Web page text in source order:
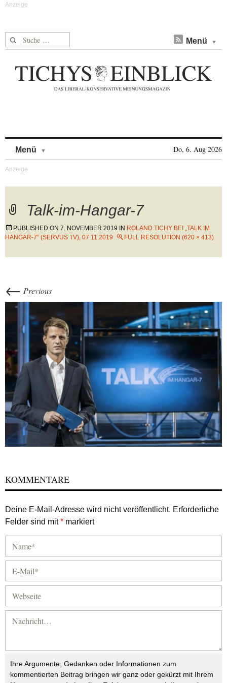
Suche nach: Menü
Menü Do, 6. Aug 2026
Talk-im-Hangar-7
PUBLISHED ON 7. NOVEMBER 2019 IN ROLAND TICHY BEI „TALK IM
HANGAR-7“ (SERVUS TV), 07.11.2019
FULL RESOLUTION (620 × 413)
← Previous
KOMMENTARE
Deine E-Mail-Adresse wird nicht veröffentlicht. Erforderliche
Felder sind mit* markiert
Ihre Argumente, Gedanken oder Informationen zum
kommentierten Beitrag bringen wir ganz oder gekürzt mit Ihrem